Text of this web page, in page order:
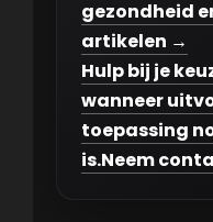
gezondheid
artikelen →
Hulp bij je
wanneer
toepassing
is.Neem